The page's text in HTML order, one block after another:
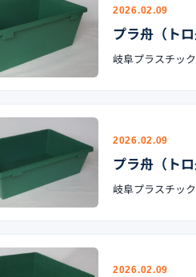
2026.02.09
プラ舟（ト
岐阜プラスチッ
2026.02.09
プラ舟（ト
岐阜プラスチッ
2026.02.09